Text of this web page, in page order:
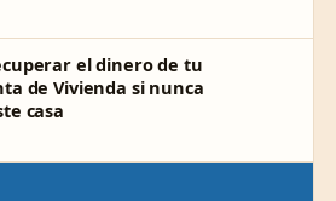
el dinero de tu
de Vivienda si nunca
casa